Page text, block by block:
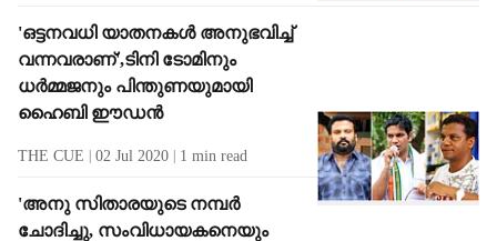
'ഒട്ടനവധി യാതനകള്‍ അനുഭവിച്ച്
വന്നവരാണ്',ടിനി ടോമിനും
ധര്‍മ്മജനും പിന്തുണയുമായി
ഹൈബി ഈഡന്‍
THE CUE 02 Jul 2020 1 min read
'അനു സിതാരയുടെ നമ്പര്‍
ചോദിച്ചു, സംവിധായകനെയും